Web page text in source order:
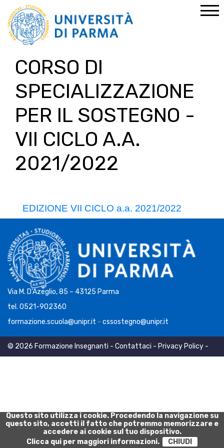
Home CSS Sostegno
CORSO DI
SPECIALIZZAZIONE
PER IL SOSTEGNO -
VII CICLO A.A.
2021/2022
EDIZIONE VII CICLO a.a. 2021/2022
Via M. D'Azeglio, 85 – 43125 Parma
tel. 0521-902360
formazione.scuola@unipr.it - cssostegno@unipr.it
© 2026 Formazione Insegnanti - Contattaci - Privacy Policy -
Questo sito utilizza i cookie. Procedendo la navigazione su
questo sito, accetti il fatto che potremmo memorizzare e
accedere ai cookie sul tuo dispositivo.
Clicca qui per maggiori informazioni.
CHIUDI